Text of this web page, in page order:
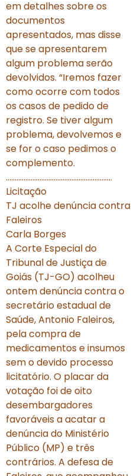
em detalhes sobre os
documentos
apresentados, mas disse
que se apresentarem
algum problema serão
devolvidos. “Iremos fazer
como ocorre com todos
os casos de pedido de
registro. Se tiver algum
problema, devolvemos e
se for o caso pedimos o
complemento.
……………………………………………………
Licitação
TJ acolhe denúncia contra
Faleiros
Carla Borges
A Corte Especial do
Tribunal de Justiça de
Goiás (TJ-GO) acolheu
ontem denúncia contra o
secretário estadual de
Saúde, Antonio Faleiros,
pela compra de
medicamentos e insumos
sem o devido processo
licitatório. O placar da
votação foi de oito
desembargadores
favoráveis a acatar a
denúncia do Ministério
Público (MP) e três
contrários. A defesa de